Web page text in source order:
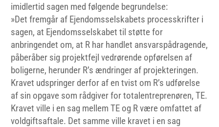
imidlertid sagen med følgende begrundelse:
»Det fremgår af Ejendomsselskabets processkrifter i
sagen, at Ejendomsselskabet til støtte for
anbringendet om, at R har handlet ansvarspådragende,
påberåber sig projektfejl vedrørende opførelsen af
boligerne, herunder R’s ændringer af projekteringen.
Kravet udspringer derfor af en tvist om R’s udførelse
af sin opgave som rådgiver for totalentreprenøren, TE.
Kravet ville i en sag mellem TE og R være omfattet af
voldgiftsaftale. Det samme ville kravet i en sag